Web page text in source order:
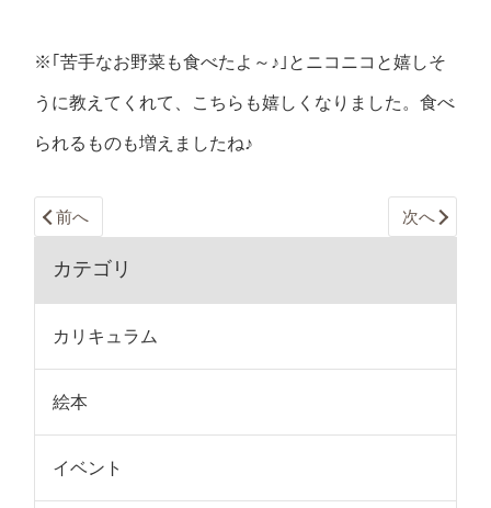
※｢苦手なお野菜も食べたよ～♪｣とニコニコと嬉しそ
うに教えてくれて、こちらも嬉しくなりました。食べ
られるものも増えましたね♪
前へ 次へ
カテゴリ
カリキュラム
絵本
イベント